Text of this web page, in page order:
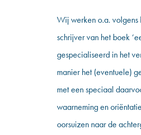
Wij werken o.a.
schrijver van het boek
gespecialiseerd in het
manier het (eventuele)
met een speciaal
waarneming en
oorsuizen naar de